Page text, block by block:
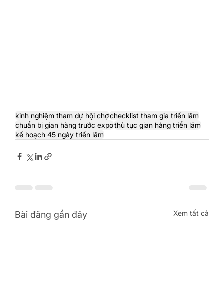
kinh nghiệm tham dự hội chợchecklist tham gia triển lãm
chuẩn bị gian hàng trước expothủ tục gian hàng triển lãm
kế hoạch 45 ngày triển lãm
Bài đăng gần đây Xem tất cả